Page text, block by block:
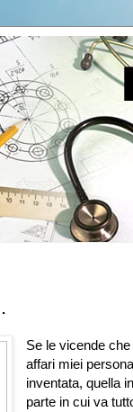
Se le vicende
affari miei
inventata, quella
parte in cui va